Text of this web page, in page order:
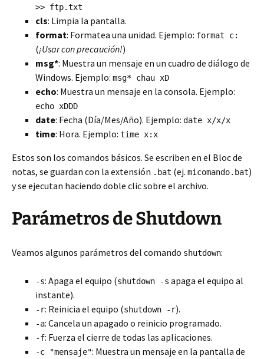
>> ftp.txt
cls: Limpia la pantalla.
format: Formatea una unidad. Ejemplo: format c:
(¡Usar con precaución!)
msg*: Muestra un mensaje en un cuadro de diálogo de
Windows. Ejemplo: msg* chau xD
echo: Muestra un mensaje en la consola. Ejemplo:
echo xDDD
date: Fecha (Día/Mes/Año). Ejemplo: date x/x/x
time: Hora. Ejemplo: time x:x
Estos son los comandos básicos. Se escriben en el Bloc de
notas, se guardan con la extensión .bat (ej. micomando.bat)
y se ejecutan haciendo doble clic sobre el archivo.
Parámetros de Shutdown
Veamos algunos parámetros del comando shutdown:
-s: Apaga el equipo (shutdown -s apaga el equipo al
instante).
-r: Reinicia el equipo (shutdown -r).
-a: Cancela un apagado o reinicio programado.
-f: Fuerza el cierre de todas las aplicaciones.
-c "mensaje": Muestra un mensaje en la pantalla de